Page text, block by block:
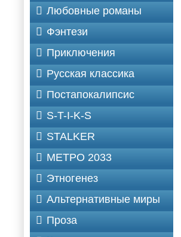
Любовные романы
Фэнтези
Приключения
Русская классика
Постапокалипсис
S-T-I-K-S
STALKER
МЕТРО 2033
Этногенез
Альтернативные миры
Проза